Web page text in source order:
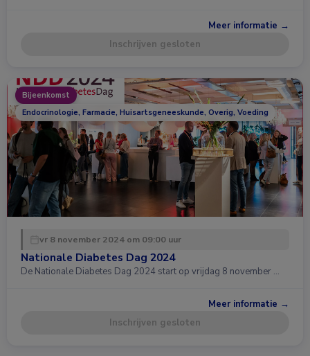
Meer informatie →
Inschrijven gesloten
Bijeenkomst
Endocrinologie, Farmacie, Huisartsgeneeskunde, Overig, Voeding
vr 8 november 2024 om 09:00 uur
Nationale Diabetes Dag 2024
De Nationale Diabetes Dag 2024 start op vrijdag 8 november …
Meer informatie →
Inschrijven gesloten